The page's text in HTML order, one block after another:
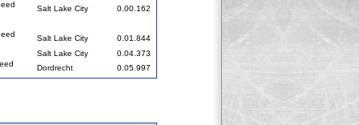
Salt Lake City 0.00.162
Salt Lake City
0.01.844
Salt Lake City
0.04.373
Dordrecht 0.05.997